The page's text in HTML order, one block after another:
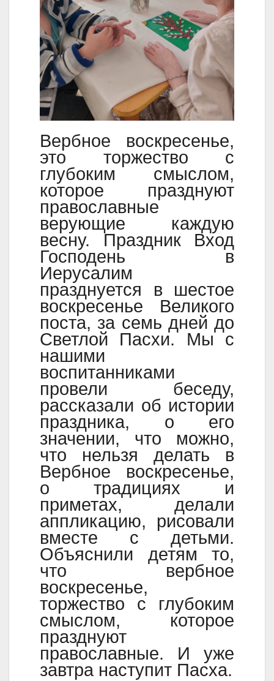
Вербное воскресенье,
это торжество с
глубоким смыслом,
которое празднуют
православные
верующие каждую
весну. Праздник Вход
Господень в
Иерусалим
празднуется в шестое
воскресенье Великого
поста, за семь дней до
Светлой Пасхи. Мы с
нашими
воспитанниками
провели беседу,
рассказали об истории
праздника, о его
значении, что можно,
что нельзя делать в
Вербное воскресенье,
о традициях и
приметах, делали
аппликацию, рисовали
вместе с детьми.
Объяснили детям то,
что вербное
воскресенье,
торжество с глубоким
смыслом, которое
празднуют
православные. И уже
завтра наступит Пасха.